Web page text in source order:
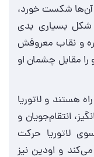
آن‌ها شکست خورد،
بسیاری بدی
و نقاب معروفش
را مقابل چشمان او
هستند و لاتوریا
انتقام‌جویان و
لاتوریا حرکت
و اودین نیز